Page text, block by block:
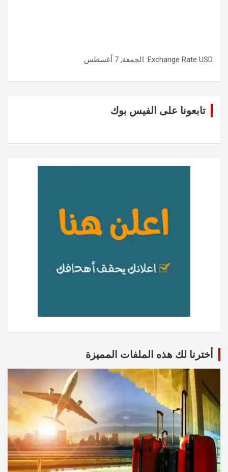
Exchange Rate USD : الجمعة, 7 أغسطس.
تابعونا على الفيس بوك
أخترنا لك هذه الملفات المميزة